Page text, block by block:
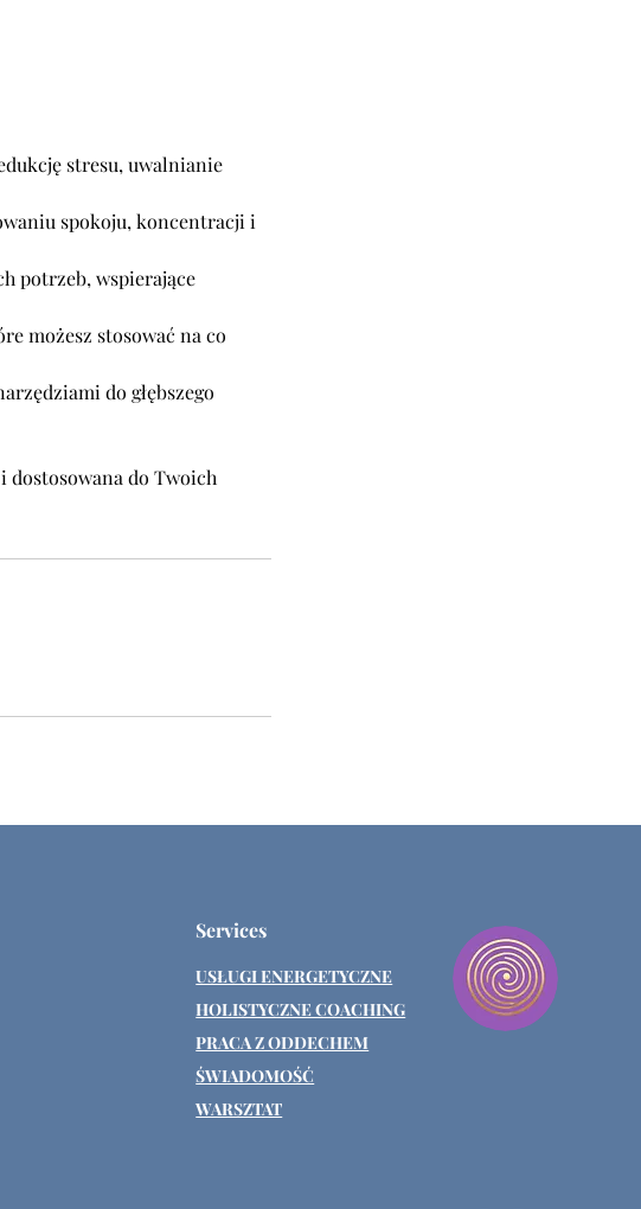
stresu, uwalnianie
spokoju, koncentracji i
potrzeb, wspierające
możesz stosować na co
do głębszego
dostosowana do Twoich
Services
USŁUGI ENERGETYCZNE
HOLISTYCZNE COACHING
PRACA Z ODDECHEM
ŚWIADOMOŚĆ
WARSZTAT